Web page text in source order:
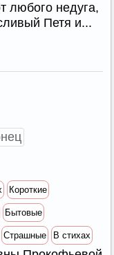
любого недуга,
Петя и...
Короткие
Бытовые
Страшные В стихах